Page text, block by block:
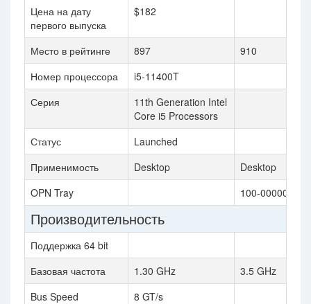
Цена на дату
первого выпуска
$182
Место в рейтинге 897
910
Номер процессора
i5-11400T
Серия
11th Generation Intel
Core i5 Processors
Статус
Launched
Применимость
Desktop
Desktop
OPN Tray
100-000000151
Производительность
Поддержка 64 bit
Базовая частота
1.30 GHz
3.5 GHz
Bus Speed
8 GT/s